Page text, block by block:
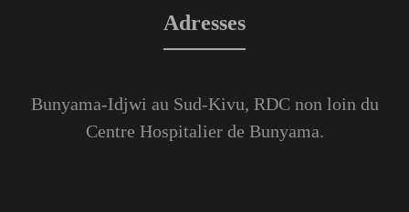
Adresses
Bunyama-Idjwi au Sud-Kivu, RDC non loin du
Centre Hospitalier de Bunyama.